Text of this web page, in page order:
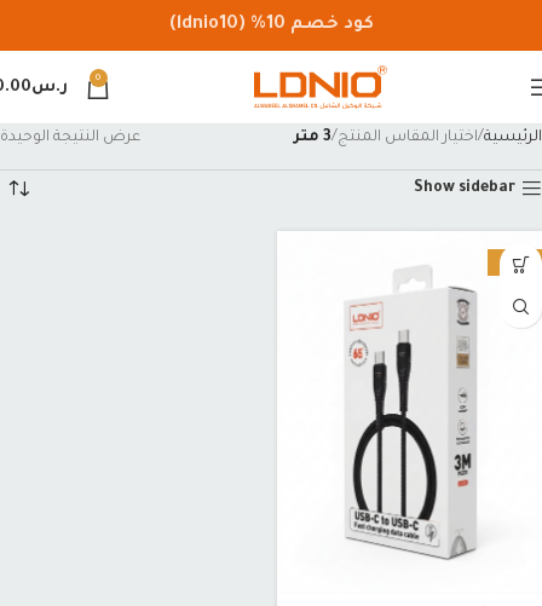
كود خصم 10% (ldnio10)
0 ر.س
الرئيسية اختيار المقاس المنتج 3 متر عرض النتيجة الوحيدة
Show sidebar
-26%